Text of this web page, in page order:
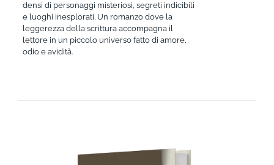
densi di personaggi misteriosi, segreti indicibili
e luoghi inesplorati. Un romanzo dove la
leggerezza della scrittura accompagna il
lettore in un piccolo universo fatto di amore,
odio e avidità.